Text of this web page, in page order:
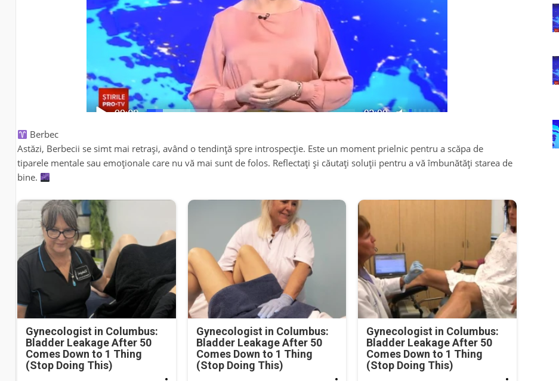
Berbec
Astăzi, Berbecii se simt mai retrași, având o tendință spre introspecție. Este un moment prielnic pentru a scăpa de
tiparele mentale sau emoționale care nu vă mai sunt de folos. Reflectați și căutați soluții pentru a vă îmbunătăți starea de
bine.
Gynecologist in Columbus:
Bladder Leakage After 50
Comes Down to 1 Thing
(Stop Doing This)
Gynecologist in Columbus:
Bladder Leakage After 50
Comes Down to 1 Thing
(Stop Doing This)
Gynecologist in Columbus:
Bladder Leakage After 50
Comes Down to 1 Thing
(Stop Doing This)